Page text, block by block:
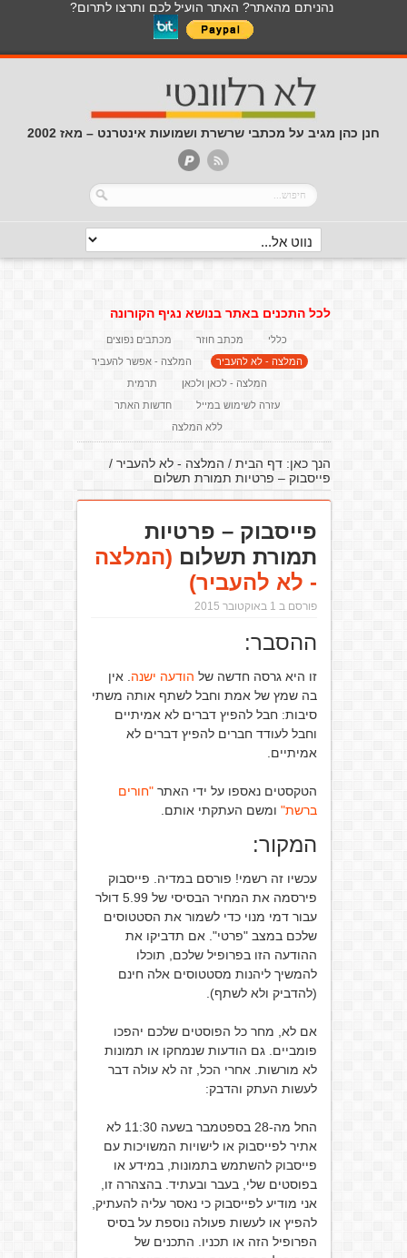
נהניתם מהאתר? האתר הועיל לכם ותרצו לתרום?
חנן כהן מגיב על מכתבי שרשרת ושמועות אינטרנט – מאז 2002
לכל התכנים באתר בנושא נגיף הקורונה
כללי מכתב חוזר
מכתבים נפוצים
המלצה - לא להעביר
המלצה - אפשר להעביר
המלצה - לכאן ולכאן
תרמית
עזרה לשימוש במייל
חדשות האתר
ללא המלצה
הנך כאן:דף הבית / המלצה - לא להעביר /
פייסבוק – פרטיות תמורת תשלום
פייסבוק – פרטיות
תמורת תשלום (המלצה
- לא להעביר)
פורסם ב 1 באוקטובר 2015
ההסבר:
זו היא גרסה חדשה של הודעה ישנה . אין
בה שמץ של אמת וחבל לשתף אותה משתי
סיבות: חבל להפיץ דברים לא אמיתיים
וחבל לעודד חברים להפיץ דברים לא
אמיתיים.
הטקסטים נאספו על ידי האתר"חורים
ברשת" ומשם העתקתי אותם.
המקור:
עכשיו זה רשמי! פורסם במדיה. פייסבוק
פירסמה את המחיר הבסיסי של 5.99 דולר
עבור דמי מנוי כדי לשמור את הסטטוסים
שלכם במצב "פרטי". אם תדביקו את
ההודעה הזו בפרופיל שלכם, תוכלו
להמשיך ליהנות מסטטוסים אלה חינם
(להדביק ולא לשתף).
אם לא, מחר כל הפוסטים שלכם יהפכו
פומביים. גם הודעות שנמחקו או תמונות
לא מורשות. אחרי הכל, זה לא עולה דבר
לעשות העתק והדבק:
החל מה-28 בספטמבר בשעה 11:30 לא
אתיר לפייסבוק או לישויות המשויכות עם
פייסבוק להשתמש בתמונות, במידע או
בפוסטים שלי, בעבר ובעתיד. בהצהרה זו,
אני מודיע לפייסבוק כי נאסר עליה להעתיק,
להפיץ או לעשות פעולה נוספת על בסיס
הפרופיל הזה או תכניו. התכנים של